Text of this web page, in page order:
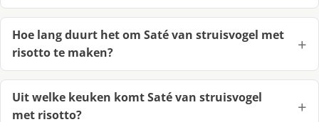
Hoe lang duurt het om Saté van struisvogel met
risotto te maken?
Uit welke keuken komt Saté van struisvogel
met risotto?